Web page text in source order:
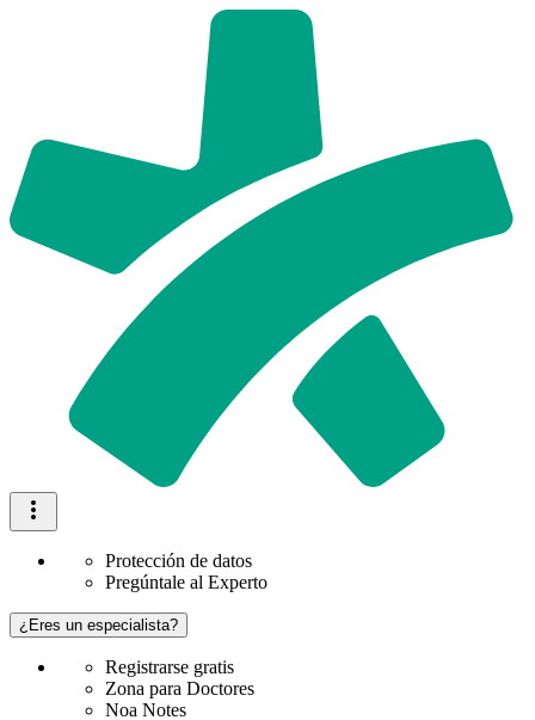
Protección de datos
Pregúntale al Experto
¿Eres un especialista?
Registrarse gratis
Zona para Doctores
Noa Notes